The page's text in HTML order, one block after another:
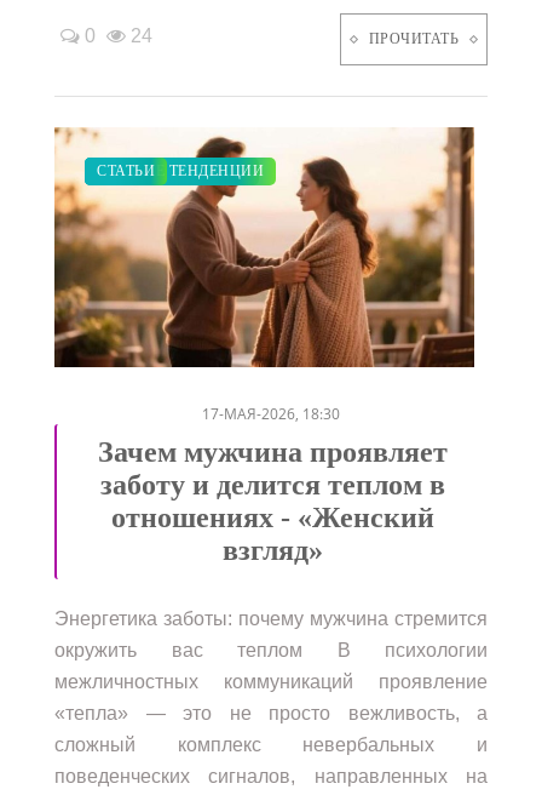
0 24 ПРОЧИТАТЬ
ЗАКУПКИ ПО МОДЕ
/
СВАДЬБА
ДИЕТА
/
МОДНЫЕ ТЕНДЕНЦИИ
/
СТАТЬИ
17-МАЯ-2026, 18:30
Зачем мужчина проявляет
заботу и делится теплом в
отношениях - «Женский
взгляд»
Энергетика заботы: почему мужчина стремится
окружить вас теплом В психологии
межличностных коммуникаций проявление
«тепла» — это не просто вежливость, а
сложный комплекс невербальных и
поведенческих сигналов, направленных на